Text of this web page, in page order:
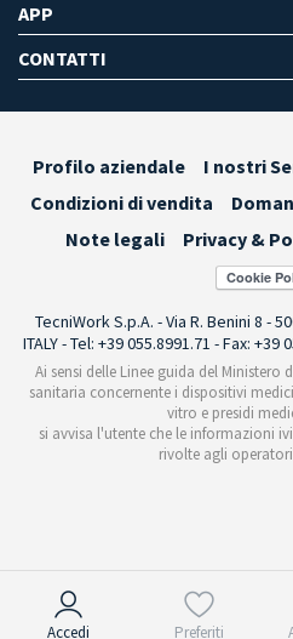
Accedi Preferiti
APP
CONTATTI
Profilo aziendale I nostri
Condizioni di vendita
Note legali
Privacy &
TecniWork S.p.A. - Via R. Benini 8 -
ITALY - Tel: +39 055.8991.71 - Fax: +39
Ai sensi delle Linee guida del
sanitaria concernente i dispositivi
vitro e presidi
si avvisa l'utente che le informazioni
rivolte agli
Informativa sulla raccolta